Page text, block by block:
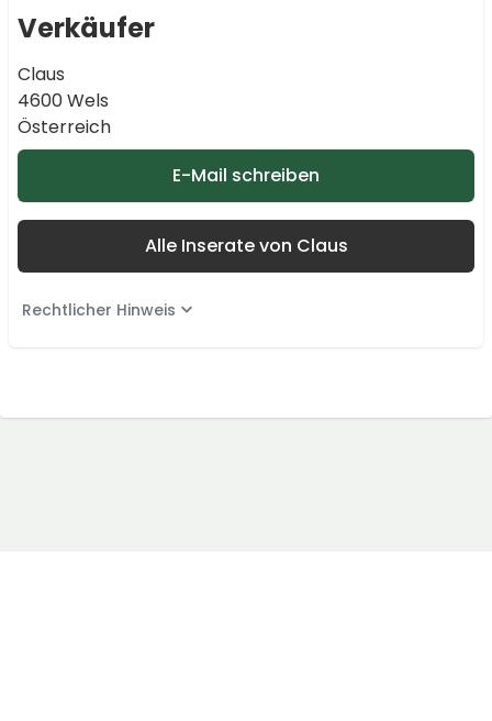
Verkäufer
Claus
4600 Wels
Österreich
E-Mail schreiben
Alle Inserate von Claus
Rechtlicher Hinweis